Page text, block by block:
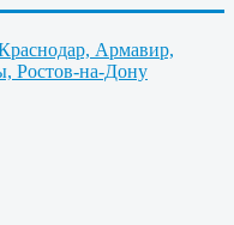
Армавир,
Ростов-на-Дону